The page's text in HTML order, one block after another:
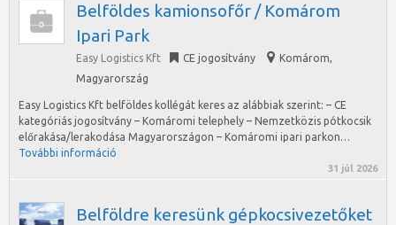
Belföldes kamionsofőr / Komárom
Ipari Park
Easy Logistics Kft CE jogosítvány Komárom,
Magyarország
Easy Logistics Kft belföldes kollégát keres az alábbiak szerint: – CE
kategóriás jogosítvány – Komáromi telephely – Nemzetközis pótkocsik
előrakása/lerakodása Magyarországon – Komáromi ipari parkon…
További információ
31 júl 2026
Belföldre keresünk gépkocsivezetőket